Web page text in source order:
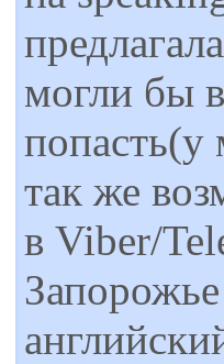
могли бы
попасть(у
так же
в Viber/